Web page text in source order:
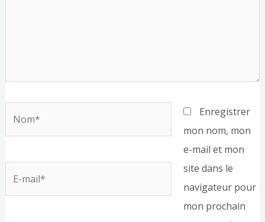
Enregistrer
mon nom, mon
e-mail et mon
site dans le
navigateur pour
mon prochain